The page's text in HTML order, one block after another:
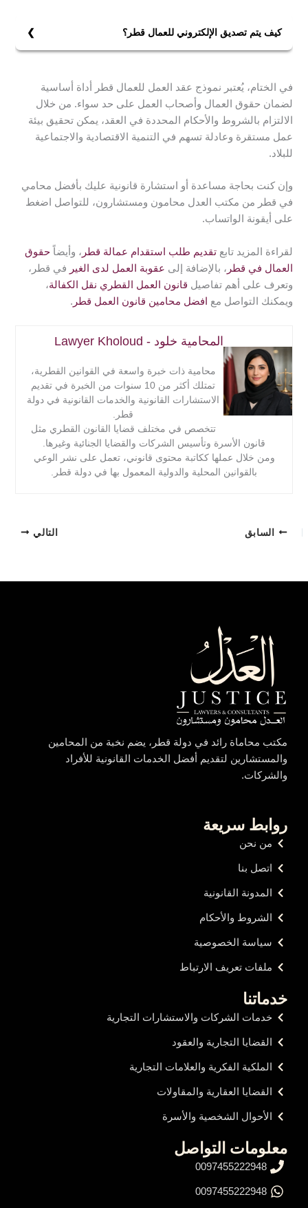
2- إدخال بيانات العقد، وتحميل النسخة الموقعة.
كيف يتم تصديق الإلكتروني للعمال قطر؟
تحميل النسخة الموقعة، ودفع الرسوم المطلوبة.
2- العامل يراجع بنود العقد ويوافق عليه إلكترونيًا.
3- بعد الموافقة، يتم تصديق العقد رقميًا بشكل فوري.
في الختام، يُعتبر نموذج عقد العمل للعمال قطر أداة أساسية
لضمان حقوق العمال وأصحاب العمل على حد سواء. من خلال
الالتزام بالشروط والأحكام المحددة في العقد، يمكن تحقيق بيئة
عمل مستقرة وعادلة تسهم في التنمية الاقتصادية والاجتماعية
للبلاد.
وإن كنت بحاجة مساعدة أو استشارة قانونية عليك بأفضل محامي
في قطر من مكتب العدل محامون ومستشارون، للتواصل اضغط
على أيقونة الواتساب.
لقراءة المزيد تابعتقديم طلب استقدام عمالة قطر ، وأيضاًحقوق
العمال في قطر ، بالإضافة إلى عقوبة العمل لدى الغير في قطر،
وتعرف على أهم تفاصيل قانون العمل القطري نقل الكفالة،
ويمكنك التواصل مع افضل محامين قانون العمل قطر .
المحامية خلود - Lawyer Kholoud
محامية ذات خبرة واسعة في القوانين القطرية،
تمتلك أكثر من 10 سنوات من الخبرة في تقديم
الاستشارات القانونية والخدمات القانونية في دولة
قطر.
تتخصص في مختلف قضايا القانون القطري مثل
قانون الأسرة وتأسيس الشركات والقضايا الجنائية وغيرها.
ومن خلال عملها ككاتبة محتوى قانوني، تعمل على نشر الوعي
بالقوانين المحلية والدولية المعمول بها في دولة قطر.
السابق التالي
مكتب محاماة رائد في دولة قطر، يضم نخبة من المحامين
والمستشارين لتقديم أفضل الخدمات القانونية للأفراد
والشركات.
روابط سريعة
من نحن
اتصل بنا
المدونة القانونية
الشروط والأحكام
سياسة الخصوصية
ملفات تعريف الارتباط
خدماتنا
خدمات الشركات والاستشارات التجارية
القضايا التجارية والعقود
الملكية الفكرية والعلامات التجارية
القضايا العقارية والمقاولات
الأحوال الشخصية والأسرة
معلومات التواصل
0097455222948
0097455222948